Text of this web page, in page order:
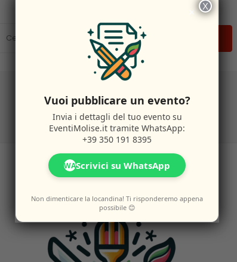
×
Vuoi pubblicare un evento?
Invia i dettagli del tuo evento su
EventiMolise.it tramite WhatsApp:
+39 350 191 8395
WAScrivici su WhatsApp
Non dimenticare la locandina! Ti risponderemo appena
possibile 😊
X